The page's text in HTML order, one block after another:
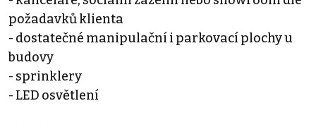
požadavků klienta
- dostatečné manipulační i parkovací plochy u
budovy
- sprinklery
- LED osvětlení